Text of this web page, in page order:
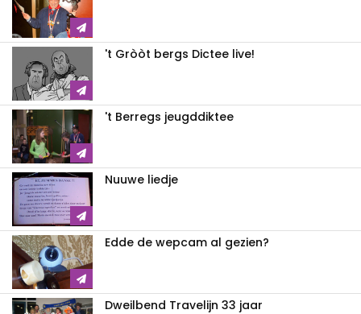
't Gròòt bergs Dictee live!
't Berregs jeugddiktee
Nuuwe liedje
Edde de wepcam al gezien?
Dweilbend Travelijn 33 jaar